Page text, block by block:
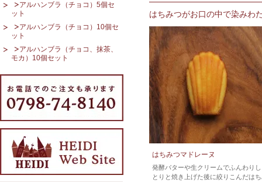
はちみつがお口の中で染みわ
はちみつマドレーヌ
発酵バターや生クリームでふんわり
とりと焼き上げた後に絞りこんだは
アルハンブラ（チョコ）5個セ
ット
アルハンブラ（チョコ）10個セ
ット
アルハンブラ（チョコ、抹茶、
モカ）10個セット